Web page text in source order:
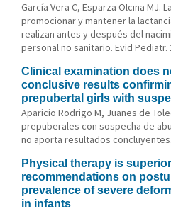
García Vera C, Esparza Olcina MJ.
promocionar y mantener la
realizan antes y después del
personal no sanitario. Evid Pediatr.
Clinical examination does
conclusive results
prepubertal girls with
Aparicio Rodrigo M, Juanes de
prepuberales con sospecha de
no aporta resultados
Physical therapy is
recommendations on
prevalence of severe
in infants